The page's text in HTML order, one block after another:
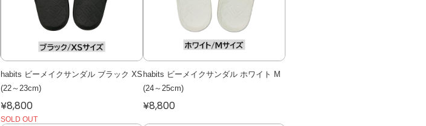
habits ビーメイクサンダル ブラック XS
(22～23cm)
¥8,800
SOLD OUT
habits ビーメイクサンダル ホワイト M
(24～25cm)
¥8,800